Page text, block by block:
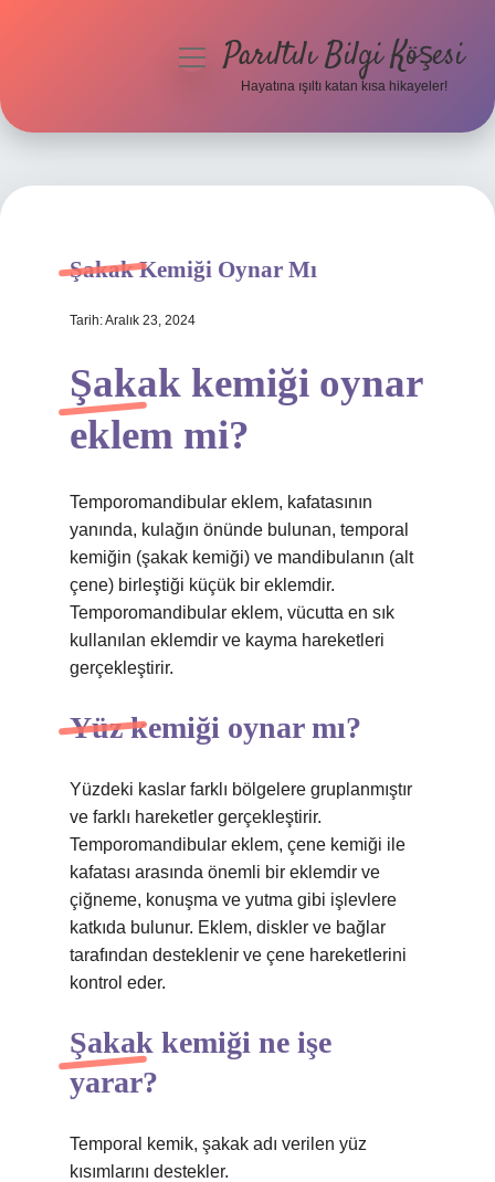
Hakkımızda
menüyüParıltılı Bilgi Köşesi
Hayatına ışıltı katan kısa hikayeler!
Şakak Kemiği Oynar Mı
Tarih: Aralık 23, 2024
Şakak kemiği oynar
eklem mi?
Temporomandibular eklem, kafatasının
yanında, kulağın önünde bulunan, temporal
kemiğin (şakak kemiği) ve mandibulanın (alt
çene) birleştiği küçük bir eklemdir.
Temporomandibular eklem, vücutta en sık
kullanılan eklemdir ve kayma hareketleri
gerçekleştirir.
Yüz kemiği oynar mı?
Yüzdeki kaslar farklı bölgelere gruplanmıştır
ve farklı hareketler gerçekleştirir.
Temporomandibular eklem, çene kemiği ile
kafatası arasında önemli bir eklemdir ve
çiğneme, konuşma ve yutma gibi işlevlere
katkıda bulunur. Eklem, diskler ve bağlar
tarafından desteklenir ve çene hareketlerini
kontrol eder.
Şakak kemiği ne işe
yarar?
Temporal kemik, şakak adı verilen yüz
kısımlarını destekler.